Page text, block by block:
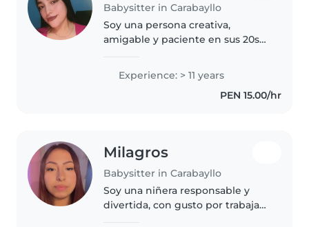
Babysitter in Carabayllo
Soy una persona creativa,
amigable y paciente en sus 20s
edades. Me encanta hacer
manualidades y música con los
Experience: > 11 years
PEN 15.00/hr
Milagros
Babysitter in Carabayllo
Soy una niñera responsable y
divertida, con gusto por trabajar